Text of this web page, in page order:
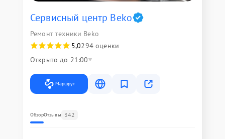
Сервисный центр Beko
Ремонт техники Beko
5,0294 оценки
Открыто до 21:00
Маршрут
ОбзорОтзывы 342